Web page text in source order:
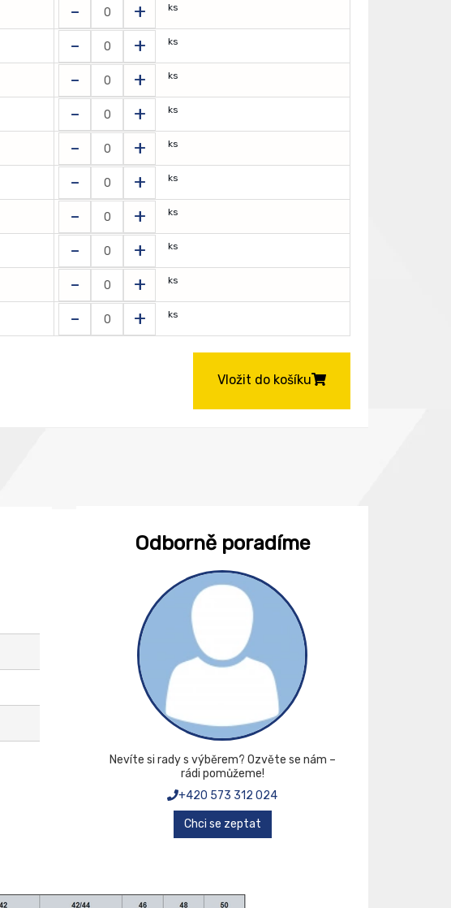
- + ks
- + ks
- + ks
- + ks
- + ks
- + ks
- + ks
- + ks
- + ks
- + ks
Vložit do košíku
Odborně poradíme
Nevíte si rady s výběrem? Ozvěte se nám –
rádi pomůžeme!
+420 573 312 024
Chci se zeptat